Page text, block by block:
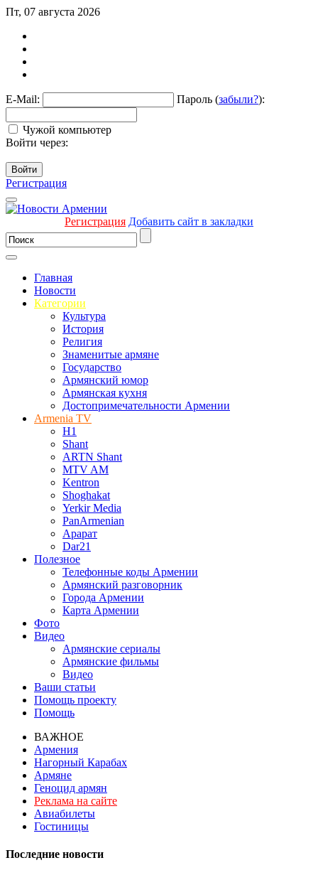
Пт, 07 августа 2026
E-Mail: Пароль (забыли?):
Чужой компьютер
Войти через:
Войти
Регистрация
Регистрация Добавить сайт в закладки
Главная
Новости
Категории
Культура
История
Религия
Знаменитые армяне
Государство
Армянский юмор
Армянская кухня
Достопримечательности Армении
Armenia TV
H1
Shant
ARTN Shant
MTV AM
Kentron
Shoghakat
Yerkir Media
PanArmenian
Арарат
Dar21
Полезное
Телефонные коды Армении
Армянский разговорник
Города Армении
Карта Армении
Фото
Видео
Армянские сериалы
Армянские фильмы
Видео
Ваши статьи
Помощь проекту
Помощь
ВАЖНОЕ
Армения
Нагорный Карабах
Армяне
Геноцид армян
Реклама на сайте
Авиабилеты
Гостиницы
Последние новости